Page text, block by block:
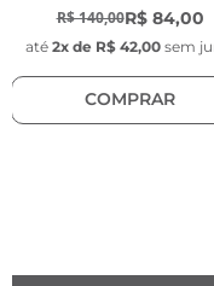
Diâmetro: 1 cm
Espessura: 1 mm
Aço
R$ 140,00R$ 84,00
até 2x de R$ 42,00 sem
COMPRAR